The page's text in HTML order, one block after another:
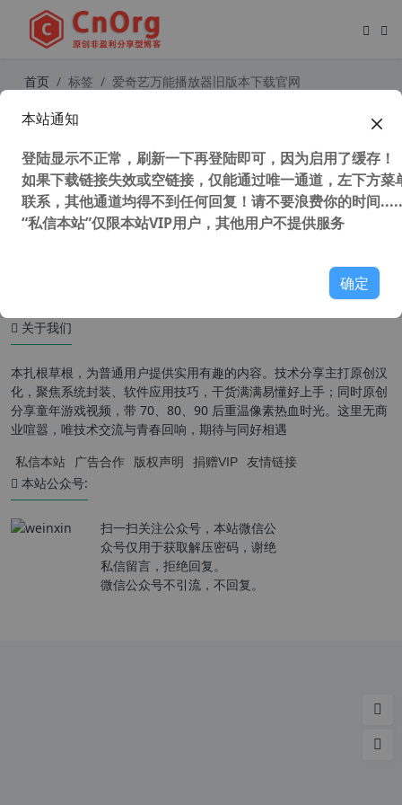
首页 标签 爱奇艺万能播放器旧版本下载官网
winxp版本
关于我们
本扎根草根，为普通用户提供实用有趣的内容。技术分享主打原创汉
化，聚焦系统封装、软件应用技巧，干货满满易懂好上手；同时原创
分享童年游戏视频，带 70、80、90 后重温像素热血时光。这里无商
业喧嚣，唯技术交流与青春回响，期待与同好相遇
私信本站 广告合作 版权声明 捐赠VIP 友情链接
本站公众号:
扫一扫关注公众号，本站微信公
众号仅用于获取解压密码，谢绝
私信留言，拒绝回复。
微信公众号不引流，不回复。
本站通知
登陆显示不正常，刷新一下再登陆即可，因为启用了缓存！
如果下载链接失效或空链接，仅能通过唯一通道，左下方菜
联系，其他通道均得不到任何回复！请不要浪费你的时间
“私信本站”仅限本站VIP用户，其他用户不提供服务
确定